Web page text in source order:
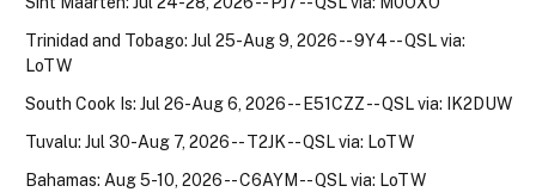
Trinidad and Tobago: Jul 25-Aug 9, 2026 -- 9Y4 -- QSL via:
LoTW
South Cook Is: Jul 26-Aug 6, 2026 -- E51CZZ -- QSL via: IK2DUW
Tuvalu: Jul 30-Aug 7, 2026 -- T2JK -- QSL via: LoTW
Bahamas: Aug 5-10, 2026 -- C6AYM -- QSL via: LoTW